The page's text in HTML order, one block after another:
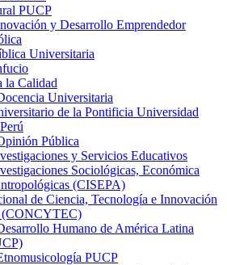
PUCP
y Desarrollo Emprendedor
Universitaria
la Calidad
Universitaria
de la Pontificia Universidad
Pública
y Servicios Educativos
Sociológicas, Económica
(CISEPA)
de Ciencia, Tecnología e Innovación
(CONCYTEC)
Humano de América Latina
PUCP